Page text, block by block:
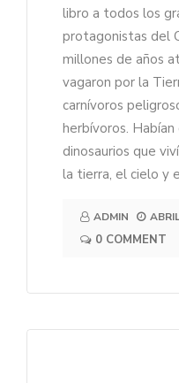
libro a todos los
protagonistas del
millones de años
vagaron por la
carnívoros
herbívoros.
dinosaurios que
la tierra, el cielo y
ADMIN
0 COMMENT